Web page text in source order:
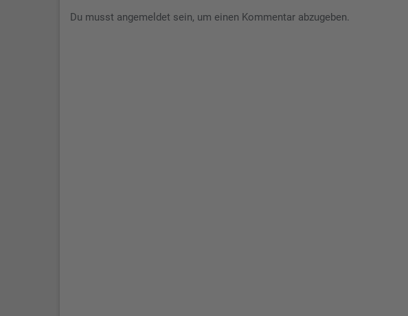
Du musst angemeldet sein, um einen Kommentar abzugeben.